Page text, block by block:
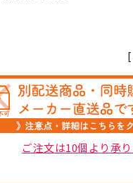
[
ご注文は10個より承